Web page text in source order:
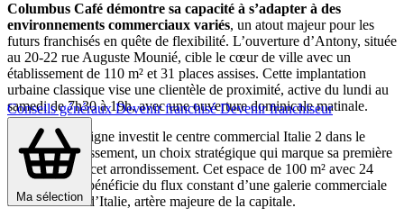
Conseils générauxDevenir franchiséDevenir franchiseur
Ma sélection
Columbus Café démontre sa capacité à s’adapter à des
environnements commerciaux variés, un atout majeur pour les
futurs franchisés en quête de flexibilité. L’ouverture d’Antony, située
au 20-22 rue Auguste Mounié, cible le cœur de ville avec un
établissement de 110 m² et 31 places assises. Cette implantation
urbaine classique vise une clientèle de proximité, active du lundi au
samedi de 7h30 à 19h, avec une ouverture dominicale matinale.
À Paris, l’enseigne investit le centre commercial Italie 2 dans le
13ème arrondissement, un choix stratégique qui marque sa première
présence dans cet arrondissement. Cet espace de 100 m² avec 24
places assises bénéficie du flux constant d’une galerie commerciale
située avenue d’Italie, artère majeure de la capitale.